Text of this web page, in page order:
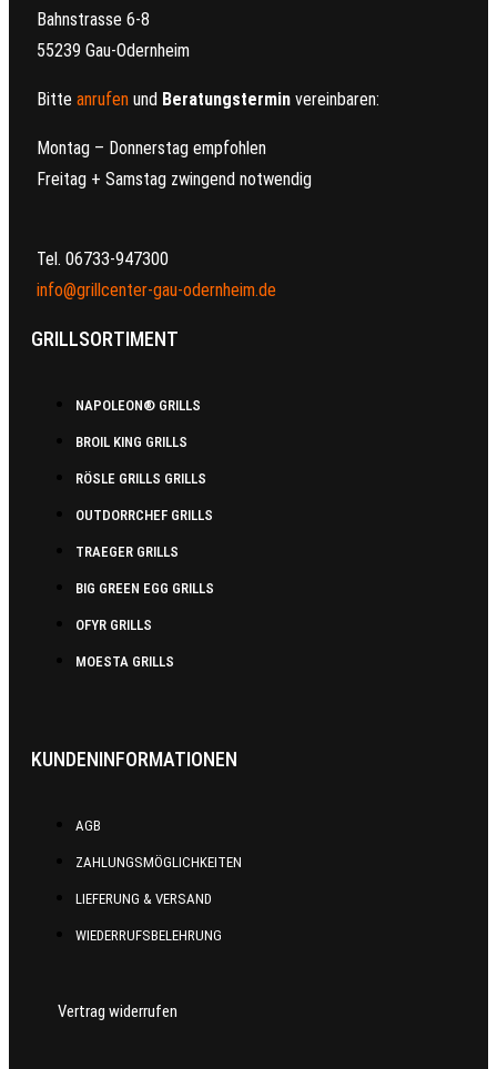
Bahnstrasse 6-8
55239 Gau-Odernheim
Bitte anrufen und Beratungstermin vereinbaren:
Montag – Donnerstag empfohlen
Freitag + Samstag zwingend notwendig
Tel. 06733-947300
info@grillcenter-gau-odernheim.de
GRILLSORTIMENT
NAPOLEON® GRILLS
BROIL KING GRILLS
RÖSLE GRILLS GRILLS
OUTDORRCHEF GRILLS
TRAEGER GRILLS
BIG GREEN EGG GRILLS
OFYR GRILLS
MOESTA GRILLS
KUNDENINFORMATIONEN
AGB
ZAHLUNGSMÖGLICHKEITEN
LIEFERUNG & VERSAND
WIEDERRUFSBELEHRUNG
Vertrag widerrufen